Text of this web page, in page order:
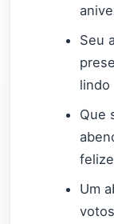
Seu
lindo
Que
Um